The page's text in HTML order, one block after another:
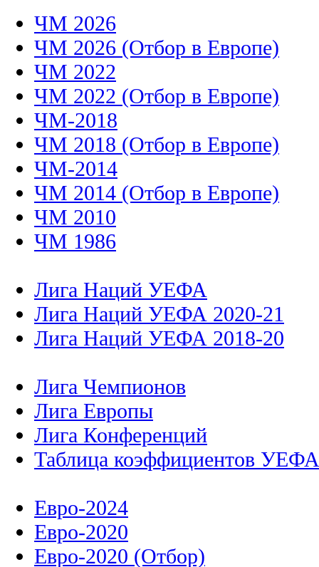
ЧМ 2026
ЧМ 2026 (Отбор в Европе)
ЧМ 2022
ЧМ 2022 (Отбор в Европе)
ЧМ-2018
ЧМ 2018 (Отбор в Европе)
ЧМ-2014
ЧМ 2014 (Отбор в Европе)
ЧМ 2010
ЧМ 1986
Лига Наций УЕФА
Лига Наций УЕФА 2020-21
Лига Наций УЕФА 2018-20
Лига Чемпионов
Лига Европы
Лига Конференций
Таблица коэффициентов УЕФА
Евро-2024
Евро-2020
Евро-2020 (Отбор)